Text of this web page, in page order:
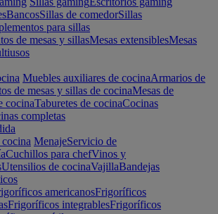
BancosSillas de comedorSillas
para sillas
de mesas y sillasMesas extensiblesMesas
Muebles auxiliares de cocinaArmarios de
de mesas y sillas de cocinaMesas de
cocinaTaburetes de cocinaCocinas
completas
MenajeServicio de
Cuchillos para chefVinos y
Utensilios de cocinaVajillaBandejas
americanosFrigoríficos
Frigoríficos integrablesFrigoríficos